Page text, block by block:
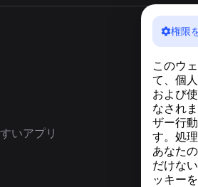
権限
このウ
て、個
および
なされ
ザー行
す。処
あなた
だけな
ッキー
いアプリ